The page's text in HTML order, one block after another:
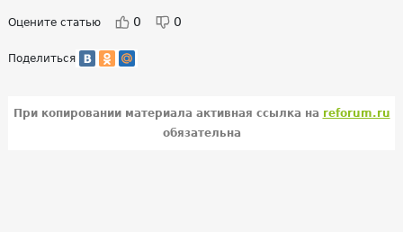
Оцените статью 0 0
Поделиться
При копировании материала активная ссылка на reforum.ru
обязательна